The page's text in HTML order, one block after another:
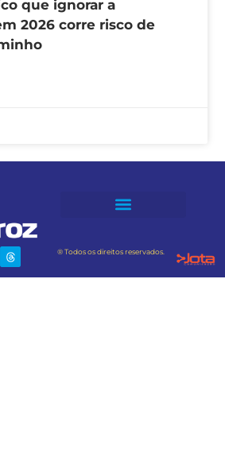
que ignorar a
2026 corre risco de
® Todos os direitos reservados.